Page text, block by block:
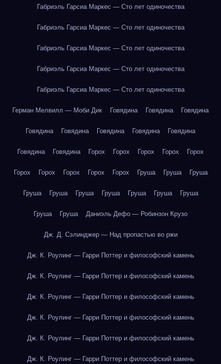
Габриэль Гарсиа Маркес — Сто лет одиночества
Габриэль Гарсиа Маркес — Сто лет одиночества
Габриэль Гарсиа Маркес — Сто лет одиночества
Габриэль Гарсиа Маркес — Сто лет одиночества
Габриэль Гарсиа Маркес — Сто лет одиночества
Герман Мелвилл — Моби Дик Говядина Говядина Говядина
Говядина Говядина Говядина Говядина Говядина
Говядина Говядина Горох Горох Горох Горох Горох
Горох Горох Горох Горох Горох Груша Груша Груша
Груша Груша Груша Груша Груша Груша Груша
Груша Груша Даниэль Дефо — Робинзон Крузо
Дж. Д. Сэлинджер — Над пропастью во ржи
Дж. К. Роулинг — Гарри Поттер и философский камень
Дж. К. Роулинг — Гарри Поттер и философский камень
Дж. К. Роулинг — Гарри Поттер и философский камень
Дж. К. Роулинг — Гарри Поттер и философский камень
Дж. К. Роулинг — Гарри Поттер и философский камень
Дж. К. Роулинг — Гарри Поттер и философский камень